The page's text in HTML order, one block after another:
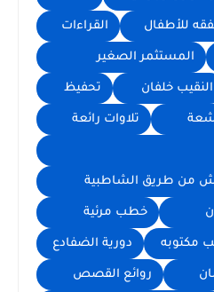
للأطفال القراءات
المستثمر الصغير
النقيب خلفان تحفيظ
تلاوات رائعة
من طريق الشاطبية
خطب مرئية
مكتوبه دورية الضفادع
روائع القصص